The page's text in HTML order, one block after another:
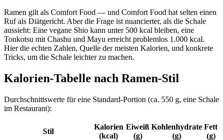
Ramen gilt als Comfort Food — und Comfort Food hat selten einen
Ruf als Diätgericht. Aber die Frage ist nuancierter, als die Schale
aussieht: Eine vegane Shio kann unter 500 kcal bleiben, eine
Tonkotsu mit Chashu und Mayu erreicht problemlos 1.000 kcal.
Hier die echten Zahlen, Quelle der meisten Kalorien, und konkrete
Tricks, um die Schale leichter zu machen.
Kalorien-Tabelle nach Ramen-Stil
Durchschnittswerte für eine Standard-Portion (ca. 550 g, eine Schale
im Restaurant):
Stil
Kalorien
(kcal)
Eiweiß
(g)
Kohlenhydrate
(g)
Fett
(g)